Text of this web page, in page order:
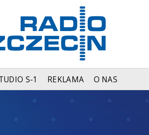
S-1 REKLAMA O NAS